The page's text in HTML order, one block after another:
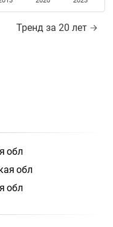
Тренд за 20 лет
обл
обл
обл